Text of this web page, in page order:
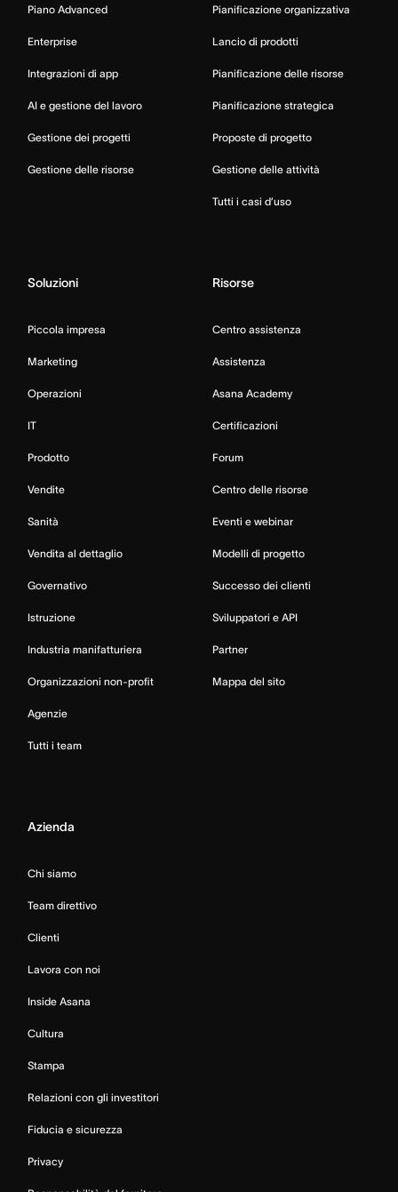
Piano Advanced
Enterprise
Integrazioni di app
AI e gestione del lavoro
Gestione dei progetti
Gestione delle risorse
Pianificazione organizzativa
Lancio di prodotti
Pianificazione delle risorse
Pianificazione strategica
Proposte di progetto
Gestione delle attività
Tutti i casi d’uso
Soluzioni
Piccola impresa
Marketing
Operazioni
IT
Prodotto
Vendite
Sanità
Vendita al dettaglio
Governativo
Istruzione
Industria manifatturiera
Organizzazioni non-profit
Agenzie
Tutti i team
Risorse
Centro assistenza
Assistenza
Asana Academy
Certificazioni
Forum
Centro delle risorse
Eventi e webinar
Modelli di progetto
Successo dei clienti
Sviluppatori e API
Partner
Mappa del sito
Azienda
Chi siamo
Team direttivo
Clienti
Lavora con noi
Inside Asana
Cultura
Stampa
Relazioni con gli investitori
Fiducia e sicurezza
Privacy